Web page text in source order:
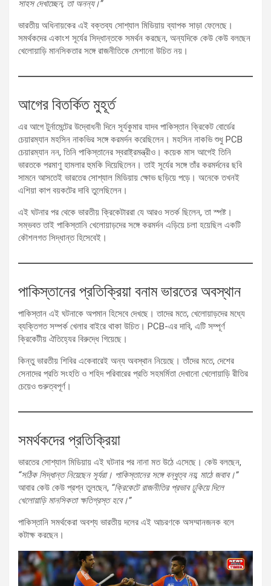
সাহস দেখাচ্ছেন, তা অনন্য।”
ভারতীয় অধিনায়কের এই বক্তব্য সোশ্যাল মিডিয়ায় ব্যাপক সাড়া ফেলেছে।
সমর্থকদের একাংশ সূর্যের সিদ্ধান্তকে সমর্থন করছেন, অন্যদিকে কেউ কেউ বলছেন
খেলোয়াড়ি মানসিকতার সঙ্গে রাজনীতিকে মেশানো উচিত নয়।
আগের বিতর্কিত মুহূর্ত
এর আগে টুর্নামেন্টের উদ্বোধনী দিনে সূর্যকুমার যাদব পাকিস্তান ক্রিকেট বোর্ডের
চেয়ারম্যান মহসিন নাকভির সঙ্গে করমর্দন করেছিলেন। মহসিন নাকভি শুধু PCB
চেয়ারম্যান নন, তিনি পাকিস্তানের স্বরাষ্ট্রমন্ত্রীও। কয়েক মাস আগেই তিনি
ভারতকে পরমাণু হামলার হুমকি দিয়েছিলেন। তাই সূর্যের সঙ্গে তাঁর করমর্দনের ছবি
সামনে আসতেই ভারতের সোশ্যাল মিডিয়ায় ক্ষোভ ছড়িয়ে পড়ে। অনেকে তখনই
এশিয়া কাপ বয়কটের দাবি তুলেছিলেন।
এই ঘটনার পর থেকে ভারতীয় ক্রিকেটাররা যে আরও সতর্ক ছিলেন, তা স্পষ্ট।
সম্ভবত তাই পাকিস্তানি খেলোয়াড়দের সঙ্গে করমর্দন এড়িয়ে চলা হয়েছিল একটি
কৌশলগত সিদ্ধান্ত হিসেবেই।
পাকিস্তানের প্রতিক্রিয়া বনাম ভারতের অবস্থান
পাকিস্তান এই ঘটনাকে অপমান হিসেবে দেখছে। তাদের মতে, খেলোয়াড়দের মধ্যে
ব্যক্তিগত সম্পর্ক খেলার বাইরে থাকা উচিত। PCB-এর দাবি, এটি সম্পূর্ণ
ক্রিকেটীয় ঐতিহ্যের বিরুদ্ধে গিয়েছে।
কিন্তু ভারতীয় শিবির একেবারেই অন্য অবস্থান নিয়েছে। তাঁদের মতে, দেশের
সেনাদের প্রতি সংহতি ও শহিদ পরিবারের প্রতি সহমর্মিতা দেখানো খেলোয়াড়ি রীতির
চেয়েও গুরুত্বপূর্ণ।
সমর্থকদের প্রতিক্রিয়া
ভারতের সোশ্যাল মিডিয়ায় এই ঘটনার পর নানা মত উঠে এসেছে। কেউ বলছেন,
“সঠিক সিদ্ধান্ত নিয়েছেন সূর্যরা। পাকিস্তানের সঙ্গে বন্ধুত্ব নয়, মাঠে জবাব।”
আবার কেউ কেউ প্রশ্ন তুলছেন, “ক্রিকেটে রাজনীতির প্রভাব ঢুকিয়ে দিলে
খেলোয়াড়ি মানসিকতা ক্ষতিগ্রস্ত হবে।”
পাকিস্তানি সমর্থকেরা অবশ্য ভারতীয় দলের এই আচরণকে অসম্মানজনক বলে
কটাক্ষ করছেন।